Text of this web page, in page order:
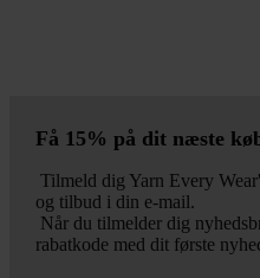
Få 15% på dit næste
Tilmeld dig Yarn Every
og tilbud i din e-mail.
Når du tilmelder dig
rabatkode med dit første